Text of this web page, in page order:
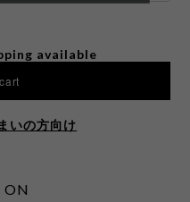
available
いの方向け
ON